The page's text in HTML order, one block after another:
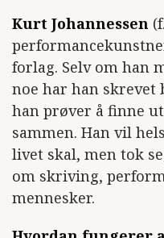
Kurt Johannessen
forlag. Selv om han
noe har han skrevet
han prøver å finne
sammen. Han vil
livet skal, men tok
om skriving,
mennesker.